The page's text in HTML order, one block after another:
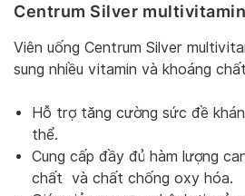
Centrum Silver
Viên uống Centrum Silver
sung nhiều vitamin và khoáng
Hỗ trợ tăng cường sức đề
thể.
Cung cấp đầy đủ hàm lượng
chất và chất chống oxy hóa.